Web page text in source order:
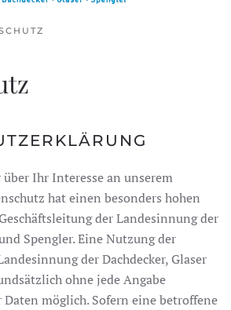
Ihr Interesse an unserem
hat einen besonders hohen
der Landesinnung der
Spengler. Eine Nutzung der
der Dachdecker, Glaser
ohne jede Angabe
Daten möglich. Sofern eine betroffene